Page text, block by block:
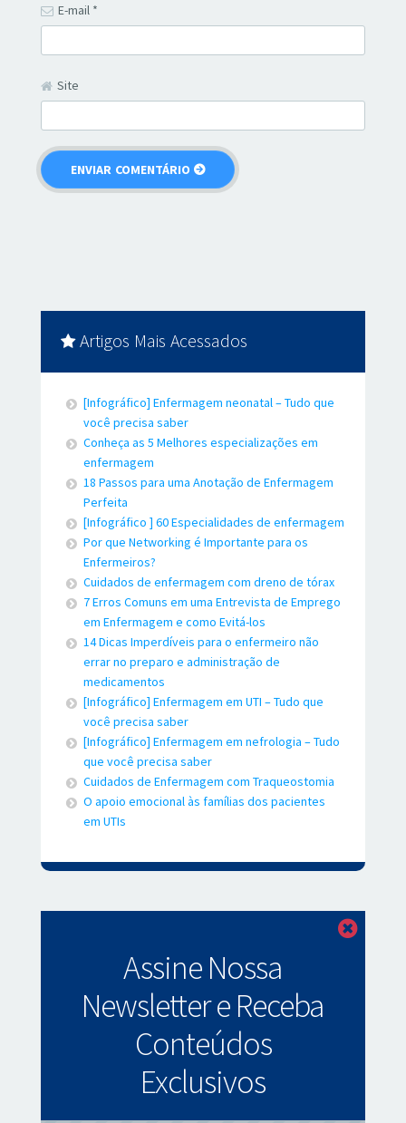
E-mail *
Site
Artigos Mais Acessados
[Infográfico] Enfermagem neonatal – Tudo que
você precisa saber
Conheça as 5 Melhores especializações em
enfermagem
18 Passos para uma Anotação de Enfermagem
Perfeita
[Infográfico ] 60 Especialidades de enfermagem
Por que Networking é Importante para os
Enfermeiros?
Cuidados de enfermagem com dreno de tórax
7 Erros Comuns em uma Entrevista de Emprego
em Enfermagem e como Evitá-los
14 Dicas Imperdíveis para o enfermeiro não
errar no preparo e administração de
medicamentos
[Infográfico] Enfermagem em UTI – Tudo que
você precisa saber
[Infográfico] Enfermagem em nefrologia – Tudo
que você precisa saber
Cuidados de Enfermagem com Traqueostomia
O apoio emocional às famílias dos pacientes
em UTIs
Assine Nossa
Newsletter e Receba
Conteúdos
Exclusivos
Fechar